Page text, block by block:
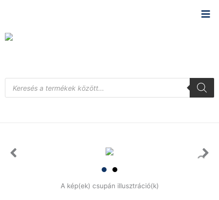
Products
search
A kép(ek) csupán illusztráció(k)